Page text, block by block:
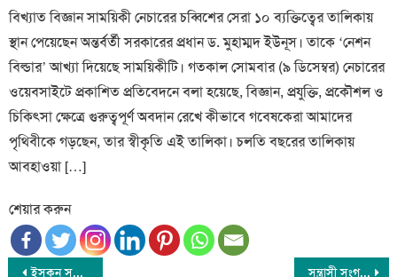
বিখ্যাত বিজ্ঞান সাময়িকী নেচারের চব্বিশের সেরা ১০ ব্যক্তিত্বের তালিকায়
স্থান পেয়েছেন অন্তর্বর্তী সরকারের প্রধান ড. মুহাম্মদ ইউনূস। তাকে ‘নেশন
বিল্ডার’ আখ্যা দিয়েছে সাময়িকীটি। গতকাল সোমবার (৯ ডিসেম্বর) নেচারের
ওয়েবসাইটে প্রকাশিত প্রতিবেদনে বলা হয়েছে, বিজ্ঞান, প্রযুক্তি, প্রকৌশল ও
চিকিৎসা ক্ষেত্রে গুরুত্বপূর্ণ অবদান রেখে কীভাবে গবেষকেরা আমাদের
পৃথিবীকে গড়ছেন, তার স্বীকৃতি এই তালিকা। চলতি বছরের তালিকায়
আবহাওয়া […]
শেয়ার করুন
ইসকন সন্ত্রাসীদের হাতে আইনজীবী হত্যাকাণ্ডের তদন্ত করার নির্দেশ দিয়েছেন ড. ইউনূস সন্ত্রাসী সংগঠন ইসকনকে শীঘ্রই নিষিদ্ধ করতে হবে : হেফাজতে ইসলাম